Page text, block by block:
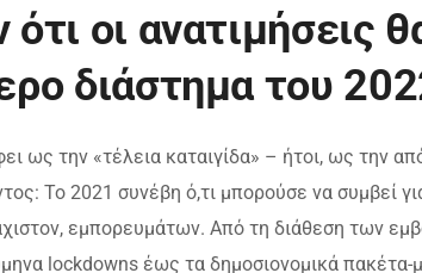
οι ανατιμήσεις
διάστημα του
ως την «τέλεια καταιγίδα» – ήτοι, ως την
Το 2021 συνέβη ό,τι μπορούσε να συμβεί
εμπορευμάτων. Από τη διάθεση των
lockdowns έως τα δημοσιονομικά πακέτα-